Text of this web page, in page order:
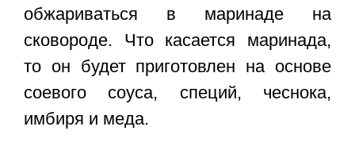
обжариваться в маринаде на
сковороде. Что касается маринада,
то он будет приготовлен на основе
соевого соуса, специй, чеснока,
имбиря и меда.